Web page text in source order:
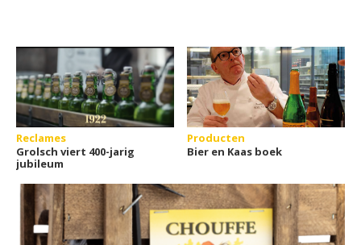
Reclames
Grolsch viert 400-jarig
jubileum
Producten
Bier en Kaas boek